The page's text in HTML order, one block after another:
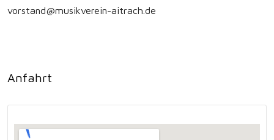
vorstand@musikverein-aitrach.de
Anfahrt